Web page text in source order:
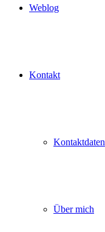
Weblog
Kontakt
Kontaktdaten
Über mich